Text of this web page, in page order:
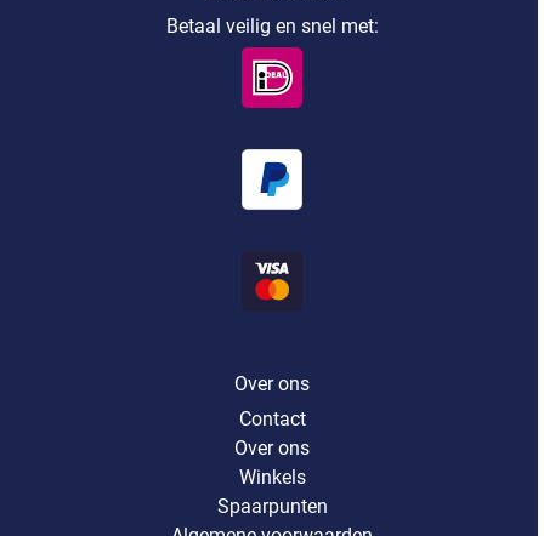
Betaal veilig en snel met:
Over ons
Contact
Over ons
Winkels
Spaarpunten